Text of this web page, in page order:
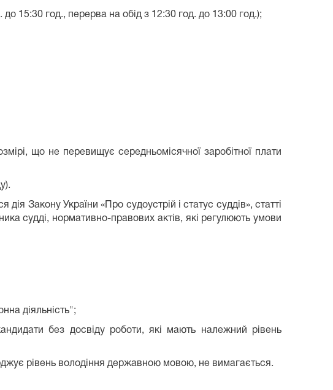
15:30 год., перерва на обід з 12:30 год. до 13:00 год.);
що не перевищує середньомісячної заробітної плати
Закону України «Про судоустрій і статус суддів», статті
судді, нормативно-правових актів, які регулюють умови
діяльність";
без досвіду роботи, які мають належний рівень
рівень володіння державною мовою, не вимагається.